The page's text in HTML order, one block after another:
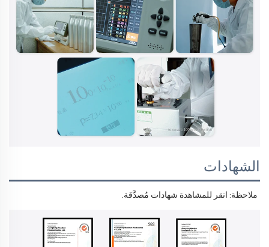
الشهادات
ملاحظة: انقر للمشاهدة شهادات مُصدَّقة.